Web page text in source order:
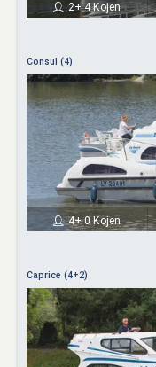
2+ 4 Kojen
Consul (4)
4+ 0 Kojen
Caprice (4+2)